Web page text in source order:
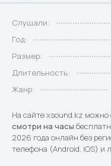
Слушали:
Год:
Размер:
Длительность:
Жанр:
На сайте xsound.kz можно
смотри на часы
2026 года онлайн без
телефона (Android, iOS) и